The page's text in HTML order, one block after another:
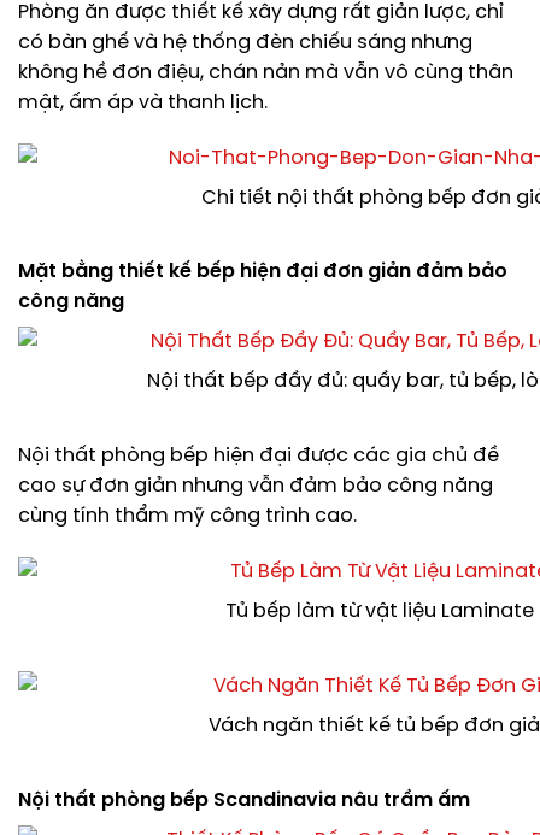
Phòng ăn được thiết kế xây dựng rất giản lược, chỉ
có bàn ghế và hệ thống đèn chiếu sáng nhưng
không hề đơn điệu, chán nản mà vẫn vô cùng thân
mật, ấm áp và thanh lịch.
Chi tiết nội thất phòng bếp đơn
Mặt bằng thiết kế bếp hiện đại đơn giản đảm bảo
công năng
Nội thất bếp đầy đủ: quầy bar, tủ bếp,
Nội thất phòng bếp hiện đại được các gia chủ đề
cao sự đơn giản nhưng vẫn đảm bảo công năng
cùng tính thẩm mỹ công trình cao.
Tủ bếp làm từ vật liệu Laminate
Vách ngăn thiết kế tủ bếp đơn
Nội thất phòng bếp Scandinavia nâu trầm ấm